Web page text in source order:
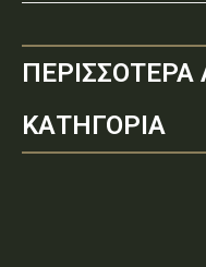
ΚΑΤΗΓΟΡΙΑ